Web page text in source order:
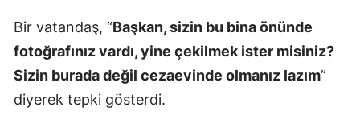
Bir vatandaş, “Başkan, sizin bu bina önünde
fotoğrafınız vardı, yine çekilmek ister misiniz?
Sizin burada değil cezaevinde olmanız lazım”
diyerek tepki gösterdi.